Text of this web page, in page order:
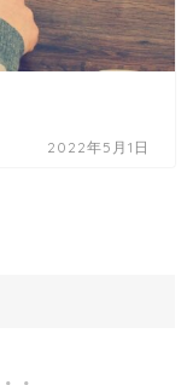
2022年5月1日